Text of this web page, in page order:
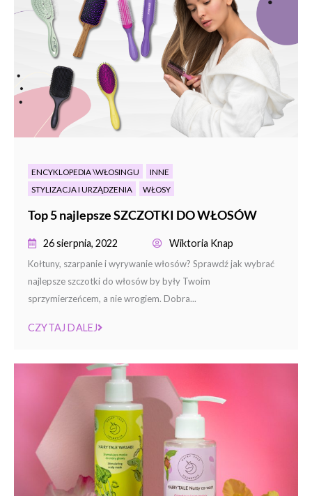
ENCYKLOPEDIA \WŁOSINGU
INNE
STYLIZACJA I URZĄDZENIA
WŁOSY
Top 5 najlepsze SZCZOTKI DO WŁOSÓW
26 sierpnia, 2022 Wiktoria Knap
Kołtuny, szarpanie i wyrywanie włosów? Sprawdź jak wybrać
najlepsze szczotki do włosów by były Twoim
sprzymierzeńcem, a nie wrogiem. Dobra...
CZYTAJ DALEJ